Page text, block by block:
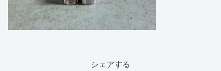
シェアする